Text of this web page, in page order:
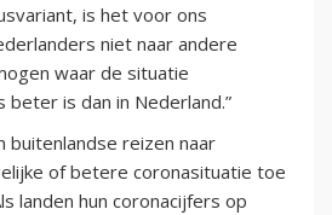
is het voor ons
niet naar andere
waar de situatie
is dan in Nederland.”
buitenlandse reizen naar
of betere coronasituatie toe
landen hun coronacijfers op